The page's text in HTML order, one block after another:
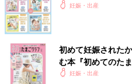
妊娠・出産
初めて妊娠された
む本『初めてのた
妊娠・出産